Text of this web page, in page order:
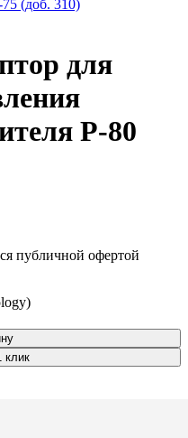
(доб. 310)
для
Р-80
публичной офертой
клик